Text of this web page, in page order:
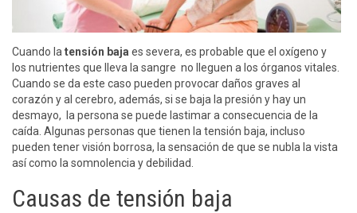
Cuando la tensión baja es severa, es probable que el oxígeno y
los nutrientes que lleva la sangre no lleguen a los órganos vitales.
Cuando se da este caso pueden provocar daños graves al
corazón y al cerebro, además, si se baja la presión y hay un
desmayo, la persona se puede lastimar a consecuencia de la
caída. Algunas personas que tienen la tensión baja, incluso
pueden tener visión borrosa, la sensación de que se nubla la vista
así como la somnolencia y debilidad.
Causas de tensión baja